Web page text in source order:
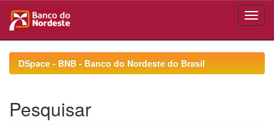
navigationDSpace - BNB - Banco do Nordeste do Brasil
Pesquisar